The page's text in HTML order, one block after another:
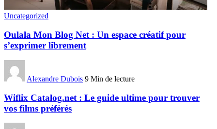
Uncategorized
Oulala Mon Blog Net : Un espace créatif pour
s’exprimer librement
Alexandre Dubois 9 Min de lecture
Wiflix Catalog.net : Le guide ultime pour trouver
vos films préférés